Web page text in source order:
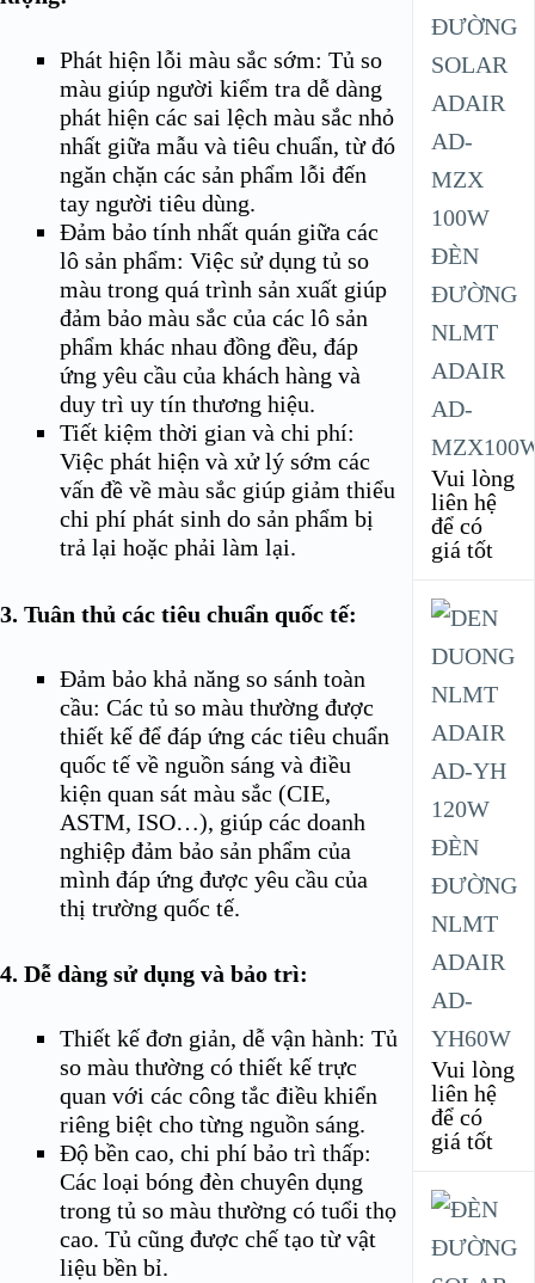
Phát hiện lỗi màu sắc sớm: Tủ so
màu giúp người kiểm tra dễ dàng
phát hiện các sai lệch màu sắc nhỏ
nhất giữa mẫu và tiêu chuẩn, từ đó
ngăn chặn các sản phẩm lỗi đến
tay người tiêu dùng.
Đảm bảo tính nhất quán giữa các
lô sản phẩm: Việc sử dụng tủ so
màu trong quá trình sản xuất giúp
đảm bảo màu sắc của các lô sản
phẩm khác nhau đồng đều, đáp
ứng yêu cầu của khách hàng và
duy trì uy tín thương hiệu.
Tiết kiệm thời gian và chi phí:
Việc phát hiện và xử lý sớm các
vấn đề về màu sắc giúp giảm thiểu
chi phí phát sinh do sản phẩm bị
trả lại hoặc phải làm lại.
3. Tuân thủ các tiêu chuẩn quốc tế:
Đảm bảo khả năng so sánh toàn
cầu: Các tủ so màu thường được
thiết kế để đáp ứng các tiêu chuẩn
quốc tế về nguồn sáng và điều
kiện quan sát màu sắc (CIE,
ASTM, ISO…), giúp các doanh
nghiệp đảm bảo sản phẩm của
mình đáp ứng được yêu cầu của
thị trường quốc tế.
4. Dễ dàng sử dụng và bảo trì:
Thiết kế đơn giản, dễ vận hành: Tủ
so màu thường có thiết kế trực
quan với các công tắc điều khiển
riêng biệt cho từng nguồn sáng.
Độ bền cao, chi phí bảo trì thấp:
Các loại bóng đèn chuyên dụng
trong tủ so màu thường có tuổi thọ
cao. Tủ cũng được chế tạo từ vật
liệu bền bỉ.
ĐÈN
ĐƯỜNG
NLMT
ADAIR
AD-
Vui lòng
liên hệ
để có
giá tốt
ĐÈN
ĐƯỜNG
NLMT
ADAIR
AD-
YH60W
Vui lòng
liên hệ
để có
giá tốt